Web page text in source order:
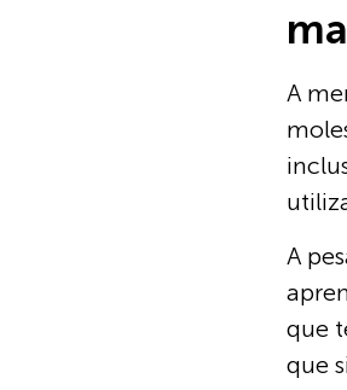
A
A
que
que